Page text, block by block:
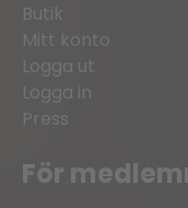
Butik
Mitt konto
Logga ut
Logga in
Press
För